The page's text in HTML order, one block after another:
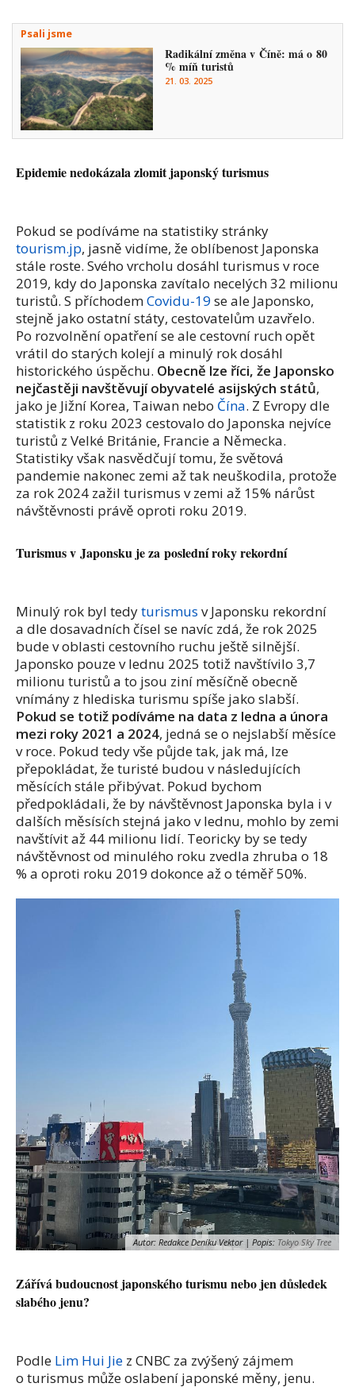
Psali jsme
Radikální změna v Číně: má o 80
% míň turistů
21. 03. 2025
Epidemie nedokázala zlomit japonský turismus
Pokud se podíváme na statistiky stránky
tourism.jp, jasně vidíme, že oblíbenost Japonska
stále roste. Svého vrcholu dosáhl turismus v roce
2019, kdy do Japonska zavítalo necelých 32 milionu
turistů. S příchodemCovidu-19 se ale Japonsko,
stejně jako ostatní státy, cestovatelům uzavřelo.
Po rozvolnění opatření se ale cestovní ruch opět
vrátil do starých kolejí a minulý rok dosáhl
historického úspěchu. Obecně lze říci, že Japonsko
nejčastěji navštěvují obyvatelé asijských států,
jako je Jižní Korea, Taiwan nebo Čína. Z Evropy dle
statistik z roku 2023 cestovalo do Japonska nejvíce
turistů z Velké Británie, Francie a Německa.
Statistiky však nasvědčují tomu, že světová
pandemie nakonec zemi až tak neuškodila, protože
za rok 2024 zažil turismus v zemi až 15% nárůst
návštěvnosti právě oproti roku 2019.
Turismus v Japonsku je za poslední roky rekordní
Minulý rok byl tedyturismus v Japonsku rekordní
a dle dosavadních čísel se navíc zdá, že rok 2025
bude v oblasti cestovního ruchu ještě silnější.
Japonsko pouze v lednu 2025 totiž navštívilo 3,7
milionu turistů a to jsou ziní měsíčně obecně
vnímány z hlediska turismu spíše jako slabší.
Pokud se totiž podíváme na data z ledna a února
mezi roky 2021 a 2024, jedná se o nejslabší měsíce
v roce. Pokud tedy vše půjde tak, jak má, lze
přepokládat, že turisté budou v následujících
měsících stále přibývat. Pokud bychom
předpokládali, že by návštěvnost Japonska byla i v
dalších měsísích stejná jako v lednu, mohlo by zemi
navštívit až 44 milionu lidí. Teoricky by se tedy
návštěvnost od minulého roku zvedla zhruba o 18
% a oproti roku 2019 dokonce až o téměř 50%.
Autor: Redakce Deníku Vektor | Popis: Tokyo Sky Tree
Zářívá budoucnost japonského turismu nebo jen důsledek
slabého jenu?
Podle Lim Hui Jie z CNBC za zvýšený zájmem
o turismus může oslabení japonské měny, jenu.